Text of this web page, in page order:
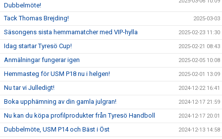
Dubbelmöte!
Tack Thomas Brejding! 2025-03-03
Säsongens sista hemmamatcher med VIP-hylla 2025-02-23 11:30
Idag startar Tyresö Cup! 2025-02-21 08:43
Anmälningar fungerar igen 2025-02-05 10:08
Hemmasteg för USM P18 nu i helgen! 2025-02-01 13:09
Nu tar vi Julledigt! 2024-12-22 16:41
Boka upphämning av din gamla julgran! 2024-12-17 21:59
Nu kan du köpa profilprodukter från Tyresö Handboll 2024-12-17 20:01
Dubbelmöte, USM P14 och Bäst i Öst 2024-12-13 14:58